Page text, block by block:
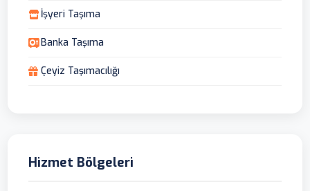
İşyeri Taşıma
Banka Taşıma
Çeyiz Taşımacılığı
Hizmet Bölgeleri